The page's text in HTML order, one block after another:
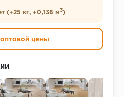
(+25 кг, +0,138 м3)
цены